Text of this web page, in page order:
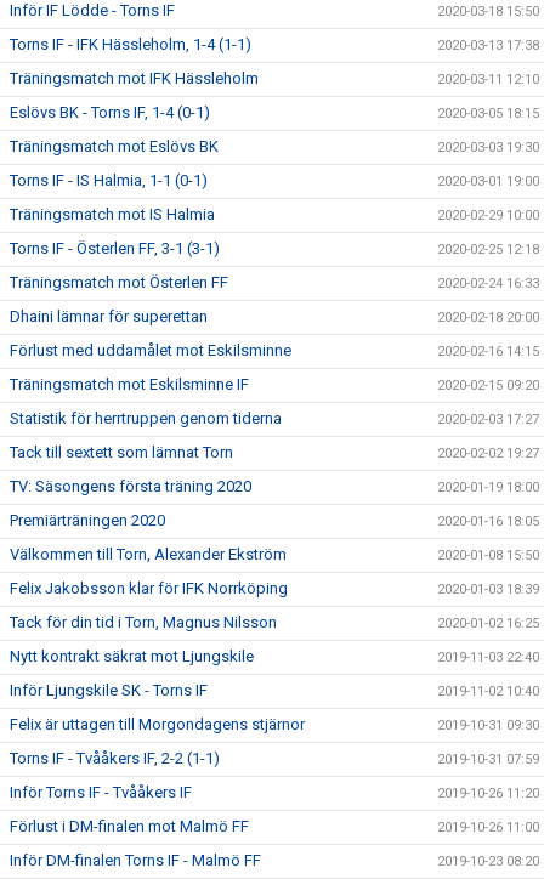
Inför IF Lödde - Torns IF 2020-03-18 15:50
Torns IF - IFK Hässleholm, 1-4 (1-1) 2020-03-13 17:38
Träningsmatch mot IFK Hässleholm 2020-03-11 12:10
Eslövs BK - Torns IF, 1-4 (0-1) 2020-03-05 18:15
Träningsmatch mot Eslövs BK 2020-03-03 19:30
Torns IF - IS Halmia, 1-1 (0-1) 2020-03-01 19:00
Träningsmatch mot IS Halmia 2020-02-29 10:00
Torns IF - Österlen FF, 3-1 (3-1) 2020-02-25 12:18
Träningsmatch mot Österlen FF 2020-02-24 16:33
Dhaini lämnar för superettan 2020-02-18 20:00
Förlust med uddamålet mot Eskilsminne 2020-02-16 14:15
Träningsmatch mot Eskilsminne IF 2020-02-15 09:20
Statistik för herrtruppen genom tiderna 2020-02-03 17:27
Tack till sextett som lämnat Torn 2020-02-02 19:27
TV: Säsongens första träning 2020 2020-01-19 18:00
Premiärträningen 2020 2020-01-16 18:05
Välkommen till Torn, Alexander Ekström 2020-01-08 15:50
Felix Jakobsson klar för IFK Norrköping 2020-01-03 18:39
Tack för din tid i Torn, Magnus Nilsson 2020-01-02 16:25
Nytt kontrakt säkrat mot Ljungskile 2019-11-03 22:40
Inför Ljungskile SK - Torns IF 2019-11-02 10:40
Felix är uttagen till Morgondagens stjärnor 2019-10-31 09:30
Torns IF - Tvååkers IF, 2-2 (1-1) 2019-10-31 07:59
Inför Torns IF - Tvååkers IF 2019-10-26 11:20
Förlust i DM-finalen mot Malmö FF 2019-10-26 11:00
Inför DM-finalen Torns IF - Malmö FF 2019-10-23 08:20